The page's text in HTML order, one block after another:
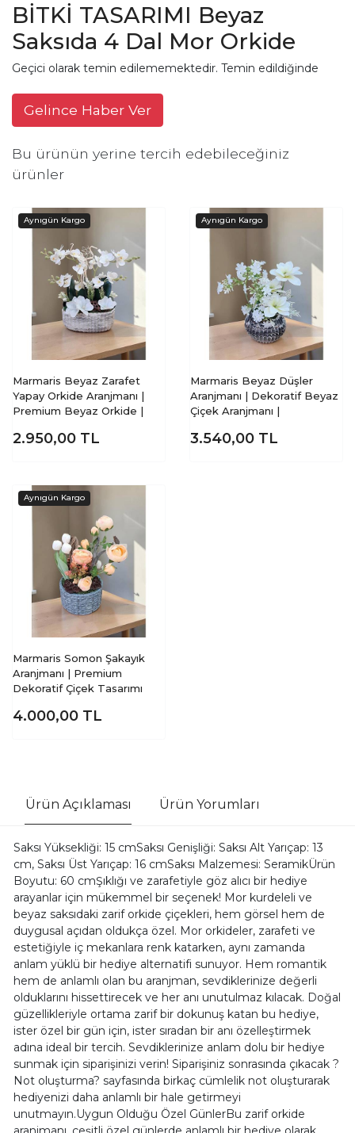
BİTKİ TASARIMI Beyaz
Saksıda 4 Dal Mor Orkide
Geçici olarak temin edilememektedir. Temin edildiğinde
Gelince Haber Ver
Bu ürünün yerine tercih edebileceğiniz
ürünler
Marmaris Beyaz Zarafet
Yapay Orkide Aranjmanı |
Premium Beyaz Orkide |
2.950,00 TL
Marmaris Beyaz Düşler
Aranjmanı | Dekoratif Beyaz
Çiçek Aranjmanı |
3.540,00 TL
Marmaris Somon Şakayık
Aranjmanı | Premium
Dekoratif Çiçek Tasarımı
4.000,00 TL
Ürün Açıklaması Ürün Yorumları
Saksı Yüksekliği: 15 cmSaksı Genişliği: Saksı Alt Yarıçap: 13
cm, Saksı Üst Yarıçap: 16 cmSaksı Malzemesi: SeramikÜrün
Boyutu: 60 cmŞıklığı ve zarafetiyle göz alıcı bir hediye
arayanlar için mükemmel bir seçenek! Mor kurdeleli ve
beyaz saksıdaki zarif orkide çiçekleri, hem görsel hem de
duygusal açıdan oldukça özel. Mor orkideler, zarafeti ve
estetiğiyle iç mekanlara renk katarken, aynı zamanda
anlam yüklü bir hediye alternatifi sunuyor. Hem romantik
hem de anlamlı olan bu aranjman, sevdiklerinize değerli
olduklarını hissettirecek ve her anı unutulmaz kılacak. Doğal
güzellikleriyle ortama zarif bir dokunuş katan bu hediye,
ister özel bir gün için, ister sıradan bir anı özelleştirmek
adına ideal bir tercih. Sevdiklerinize anlam dolu bir hediye
sunmak için siparişinizi verin! Siparişiniz sonrasında çıkacak ?
Not oluşturma? sayfasında birkaç cümlelik not oluşturarak
hediyenizi daha anlamlı bir hale getirmeyi
unutmayın.Uygun Olduğu Özel GünlerBu zarif orkide